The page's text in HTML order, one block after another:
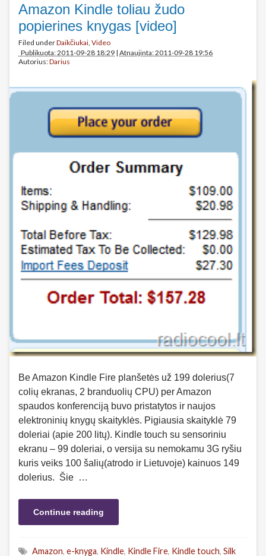
Amazon Kindle toliau žudo
popierines knygas [video]
Filed underDaikčiukai Video
Publikuota: 2011-09-28 18:29 | Atnaujinta: 2011-09-28 19:56
Autorius:Darius
Be Amazon Kindle Fire planšetės už 199 dolerius(7
colių ekranas, 2 branduolių CPU) per Amazon
spaudos konferenciją buvo pristatytos ir naujos
elektroninių knygų skaityklės. Pigiausia skaityklė 79
doleriai (apie 200 litų). Kindle touch su sensoriniu
ekranu – 99 doleriai, o versija su nemokamu 3G ryšiu
kuris veiks 100 šalių(atrodo ir Lietuvoje) kainuos 149
dolerius. Šie …
Continue reading
Amazon, e-knyga, Kindle, Kindle Fire, Kindle touch, Silk